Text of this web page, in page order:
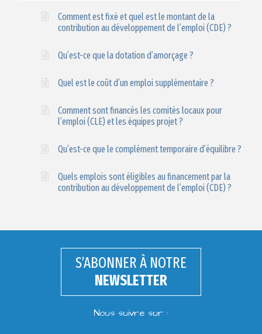
Comment est fixé et quel est le montant de la
contribution au développement de l’emploi (CDE) ?
Qu’est-ce que la dotation d’amorçage ?
Quel est le coût d’un emploi supplémentaire ?
Comment sont financés les comités locaux pour
l’emploi (CLE) et les équipes projet ?
Qu’est-ce que le complément temporaire d’équilibre ?
Quels emplois sont éligibles au financement par la
contribution au développement de l’emploi (CDE) ?
S’ABONNER À NOTRE
NEWSLETTER
Nous suivre sur :